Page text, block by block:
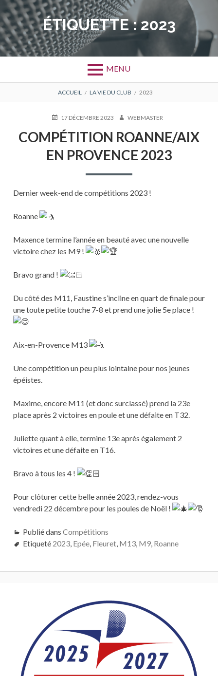
Aller
au
contenu
ÉTIQUETTE :2023
MENU
D'ARIANE
ACCUEIL LA VIE DU CLUB 2023
PUBLIÉ17 DÉCEMBRE 2023 AUTEUR
WEBMASTER
COMPÉTITION ROANNE/AIX
EN PROVENCE 2023
Dernier week-end de compétitions 2023 !
Roanne
Maxence termine l’année en beauté avec une nouvelle
victoire chez les M9 !
Bravo grand !
Ducôté des M11, Faustine s’incline en quart de finale pour
une toute petite touche 7-8 et prend une jolie 5e place !
Aix-en-Provence M13
Une compétition un peu plus lointaine pour nos jeunes
épéistes.
Maxime, encore M11 (et donc surclassé) prend la 23e
place après 2 victoires en poule et une défaite en T32.
Juliette quant à elle, termine 13e après également 2
victoires et une défaite en T16.
Bravo à tous les 4 !
Pour clôturer cette belle année 2023, rendez-vous
vendredi 22 décembre pour les poules de Noël !
Publié dans Compétitions
Etiqueté 2023, Epée, Fleuret, M13, M9, Roanne
latérale
principale